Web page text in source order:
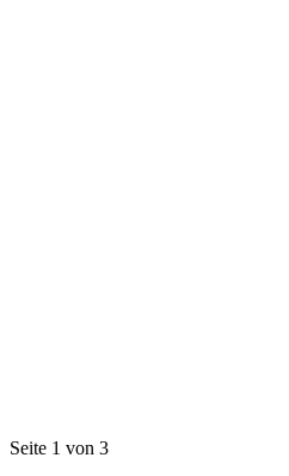
Seite 1 von 3